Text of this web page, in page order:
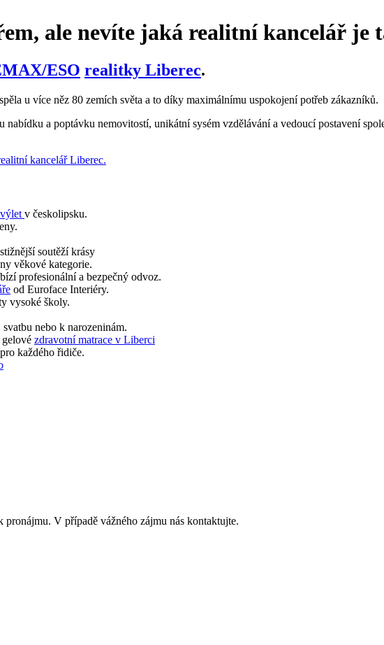
ale nevíte jaká realitní kancelář je
ESO realitky Liberec.
u více něz 80 zemích světa a to díky maximálnímu uspokojení potřeb zákazníků.
a poptávku nemovitostí, unikátní sysém vzdělávání a vedoucí postavení
kancelář Liberec.
v českolipsku.
soutěží krásy
věkové kategorie.
profesionální a bezpečný odvoz.
od Euroface Interiéry.
vysoké školy.
nebo k narozeninám.
zdravotní matrace v Liberci
každého řidiče.
V případě vážného zájmu nás kontaktujte.